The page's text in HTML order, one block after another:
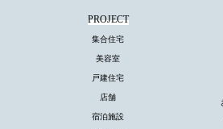
PROJECT
集合住宅
美容室
戸建住宅
店舗
宿泊施設